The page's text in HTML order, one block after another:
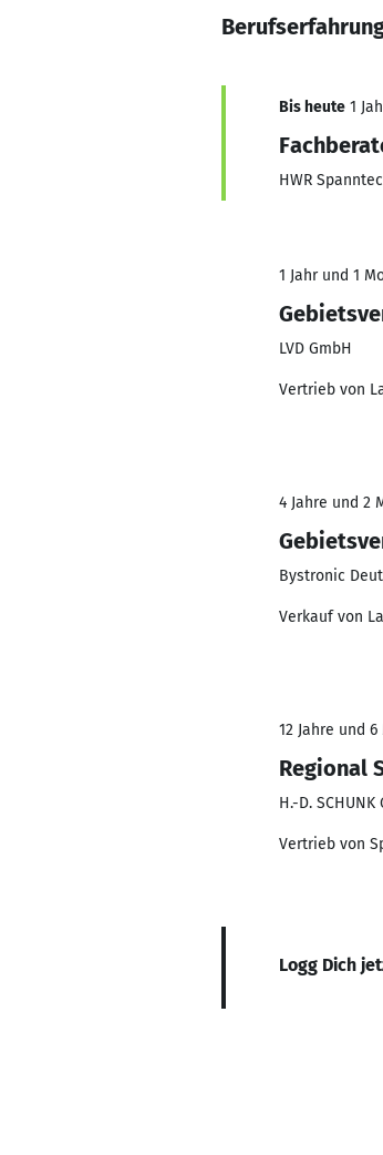
Bis heute 1
HWR
1 Jahr und 1
LVD GmbH
Vertrieb von
4 Jahre und 2
Bystronic
Verkauf von
12 Jahre und
Regional
H.-D.
Vertrieb von
Logg Dich